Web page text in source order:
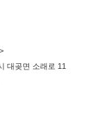
대곶면 소래로 11